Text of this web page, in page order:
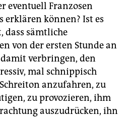
eventuell Franzosen
erklären können? Ist es
dass sämtliche
von der ersten Stunde an
verbringen, den
mal schnippisch
anzufahren, zu
zu provozieren, ihm
auszudrücken, ihn